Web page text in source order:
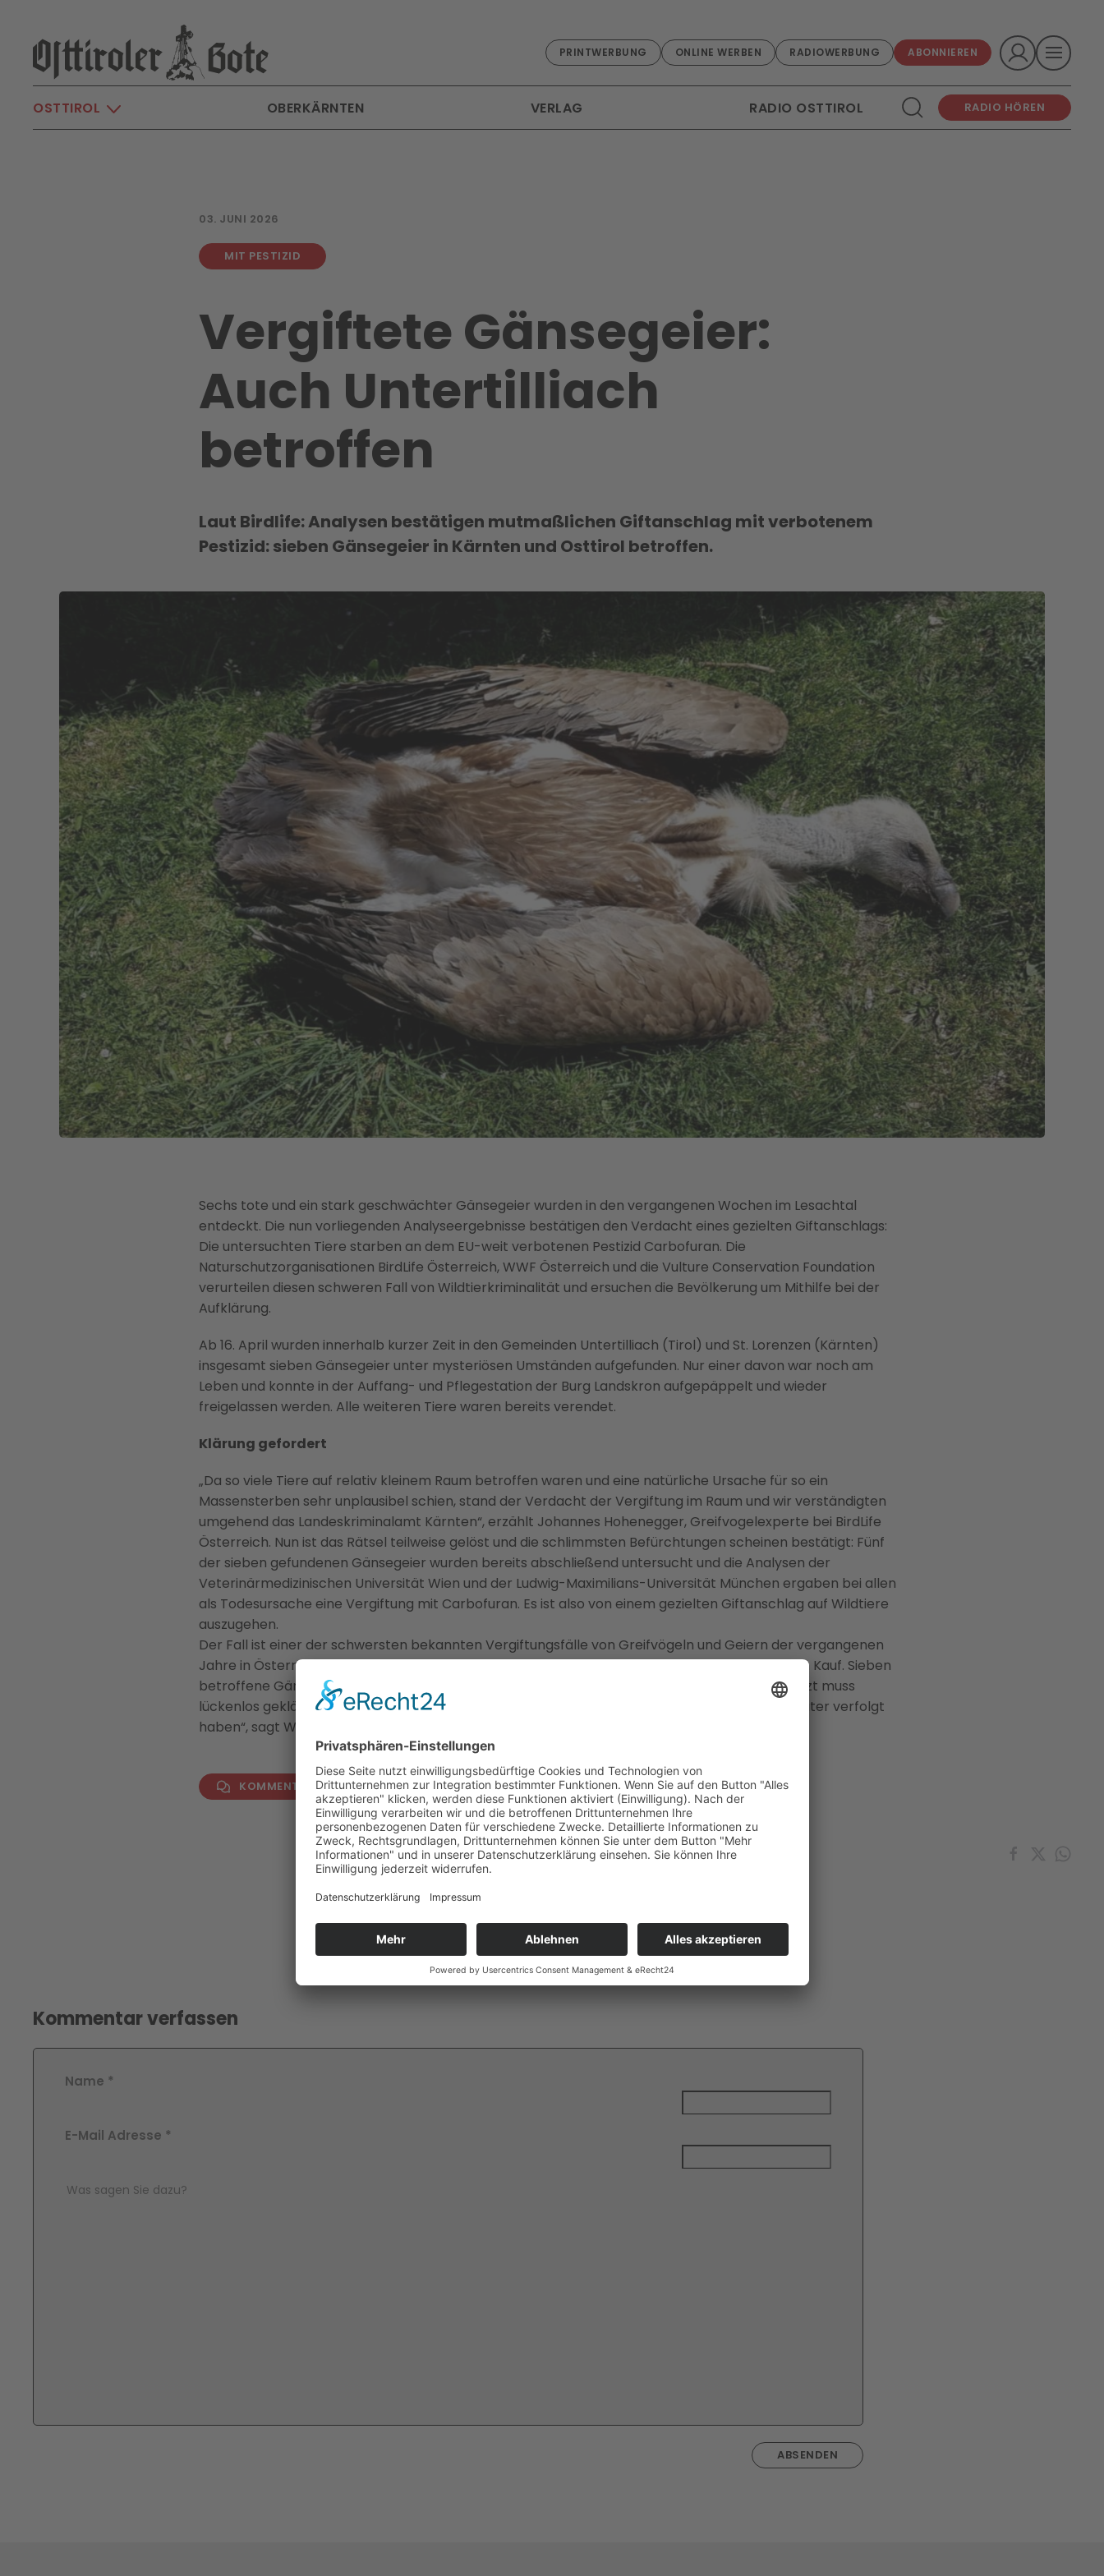
Skip to main content
PRINTWERBUNG ONLINE WERBEN RADIOWERBUNG ABONNIEREN
OSTTIROL OBERKÄRNTEN VERLAG RADIO OSTTIROL RADIO HÖREN
03. JUNI 2026
MIT PESTIZID
Vergiftete Gänsegeier:
Auch Untertilliach
betroffen
Laut Birdlife: Analysen bestätigen mutmaßlichen Giftanschlag mit verbotenem
Pestizid: sieben Gänsegeier in Kärnten und Osttirol betroffen.
Sechs tote und ein stark geschwächter Gänsegeier wurden in den vergangenen Wochen im Lesachtal
entdeckt. Die nun vorliegenden Analyseergebnisse bestätigen den Verdacht eines gezielten Giftanschlags:
Die untersuchten Tiere starben an dem EU-weit verbotenen Pestizid Carbofuran. Die
Naturschutzorganisationen BirdLife Österreich, WWF Österreich und die Vulture Conservation Foundation
verurteilen diesen schweren Fall von Wildtierkriminalität und ersuchen die Bevölkerung um Mithilfe bei der
Aufklärung.
Ab 16. April wurden innerhalb kurzer Zeit in den Gemeinden Untertilliach (Tirol) und St. Lorenzen (Kärnten)
insgesamt sieben Gänsegeier unter mysteriösen Umständen aufgefunden. Nur einer davon war noch am
Leben und konnte in der Auffang- und Pflegestation der Burg Landskron aufgepäppelt und wieder
freigelassen werden. Alle weiteren Tiere waren bereits verendet.
Klärung gefordert
„Da so viele Tiere auf relativ kleinem Raum betroffen waren und eine natürliche Ursache für so ein
Massensterben sehr unplausibel schien, stand der Verdacht der Vergiftung im Raum und wir verständigten
umgehend das Landeskriminalamt Kärnten“, erzählt Johannes Hohenegger, Greifvogelexperte bei BirdLife
Österreich. Nun ist das Rätsel teilweise gelöst und die schlimmsten Befürchtungen scheinen bestätigt: Fünf
der sieben gefundenen Gänsegeier wurden bereits abschließend untersucht und die Analysen der
Veterinärmedizinischen Universität Wien und der Ludwig-Maximilians-Universität München ergaben bei allen
als Todesursache eine Vergiftung mit Carbofuran. Es ist also von einem gezielten Giftanschlag auf Wildtiere
auszugehen.
Der Fall ist einer der schwersten bekannten Vergiftungsfälle von Greifvögeln und Geiern der vergangenen
Jahre in Österreich. „Wer Carbofuran auslegt, nimmt den Tod geschützter Wildtiere bewusst in Kauf. Sieben
betroffene Gänsegeier in einem einzigen Tal sind ein schwerer Fall von Wildtierkriminalität. Jetzt muss
lückenlos geklärt werden, wer hinter diesem feigen Giftanschlag steckt und welches Ziel die Täter verfolgt
haben“, sagt WWF-Artenschutzexpertin Christina Wolf-Petre.
KOMMENTAR VERFASSEN
Kommentar verfassen
Name *
E-Mail Adresse *
Comment Text*
ABSENDEN